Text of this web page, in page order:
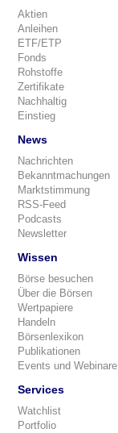
Aktien
Anleihen
ETF/ETP
Fonds
Rohstoffe
Zertifikate
Nachhaltig
Einstieg
News
Nachrichten
Bekanntmachungen
Marktstimmung
RSS-Feed
Podcasts
Newsletter
Wissen
Börse besuchen
Über die Börsen
Wertpapiere
Handeln
Börsenlexikon
Publikationen
Events und Webinare
Services
Watchlist
Portfolio